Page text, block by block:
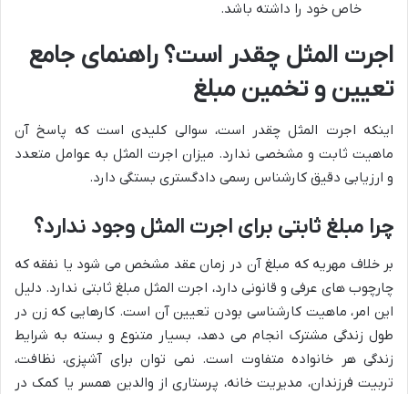
خاص خود را داشته باشد.
اجرت المثل چقدر است؟ راهنمای جامع
تعیین و تخمین مبلغ
اینکه اجرت المثل چقدر است، سوالی کلیدی است که پاسخ آن
ماهیت ثابت و مشخصی ندارد. میزان اجرت المثل به عوامل متعدد
و ارزیابی دقیق کارشناس رسمی دادگستری بستگی دارد.
چرا مبلغ ثابتی برای اجرت المثل وجود ندارد؟
بر خلاف مهریه که مبلغ آن در زمان عقد مشخص می شود یا نفقه که
چارچوب های عرفی و قانونی دارد، اجرت المثل مبلغ ثابتی ندارد. دلیل
این امر، ماهیت کارشناسی بودن تعیین آن است. کارهایی که زن در
طول زندگی مشترک انجام می دهد، بسیار متنوع و بسته به شرایط
زندگی هر خانواده متفاوت است. نمی توان برای آشپزی، نظافت،
تربیت فرزندان، مدیریت خانه، پرستاری از والدین همسر یا کمک در